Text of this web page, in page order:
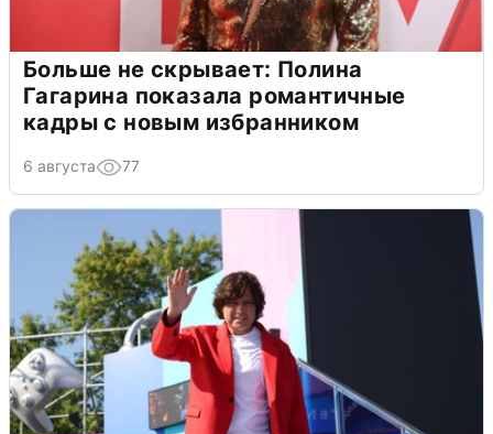
Больше не скрывает: Полина
Гагарина показала романтичные
кадры с новым избранником
6 августа 77